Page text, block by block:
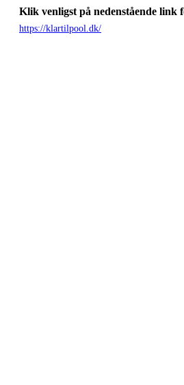
Klik venligst på nedenstående link
https://klartilpool.dk/